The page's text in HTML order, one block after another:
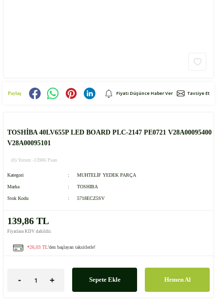
Paylaş Fiyatı Düşünce Haber Ver Tavsiye Et
TOSHİBA 40LV655P LED BOARD PLC-2147 PE0721 V28A00095400
V28A00095101
(0) Yorum -13986 Puan
Kategori MUHTELİF YEDEK PARÇA
Marka TOSHIBA
Stok Kodu 5718ECZ5SV
139,86 TL
Fiyatlara KDV dahildir.
*26,03 TL'den başlayan taksitlerle!
Sepete Ekle Hemen Al